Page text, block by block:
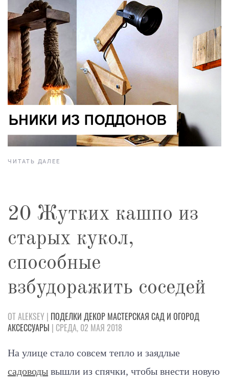
ЧИТАТЬ ДАЛЕЕ
20 Жутких кашпо из
старых кукол,
способные
взбудоражить соседей
ОТ ALEKSEY | ПОДЕЛКИ ДЕКОР МАСТЕРСКАЯ САД И ОГОРОД
АКСЕССУАРЫ | СРЕДА, 02 МАЯ 2018
На улице стало совсем тепло и заядлые
садоводы вышли из спячки, чтобы внести новую